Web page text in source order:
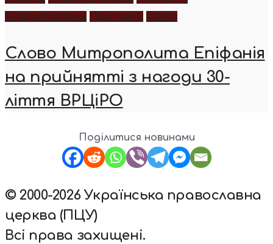
Предстоятель
Проповіді Фото
Слово Митрополита Епіфанія
на прийнятті з нагоди 30-
ліття ВРЦіРО
Поділитися новинами
© 2000-2026 Українська православна
церква (ПЦУ)
Всі права захищені.